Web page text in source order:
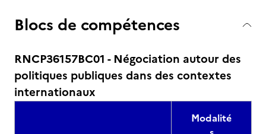
Blocs de compétences
RNCP36157BC01 - Négociation autour des
politiques publiques dans des contextes
internationaux
Modalité